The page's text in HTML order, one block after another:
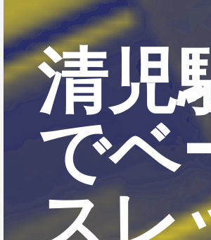
清児
でベ
スレ